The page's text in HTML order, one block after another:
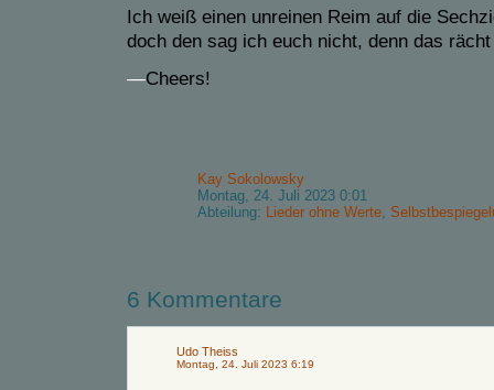
Ich weiß einen unreinen Reim auf die
doch den sag ich euch nicht, denn das
—Cheers!
Kay Sokolowsky
Montag, 24. Juli 2023 0:01
Abteilung: Lieder ohne Werte,
6 Kommentare
Udo Theiss
Montag, 24. Juli 2023 6:19